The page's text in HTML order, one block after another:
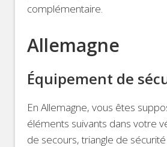
complémentaire.
Allemagne
Équipement de
En Allemagne, vous êtes
éléments suivants dans votre
de secours, triangle de